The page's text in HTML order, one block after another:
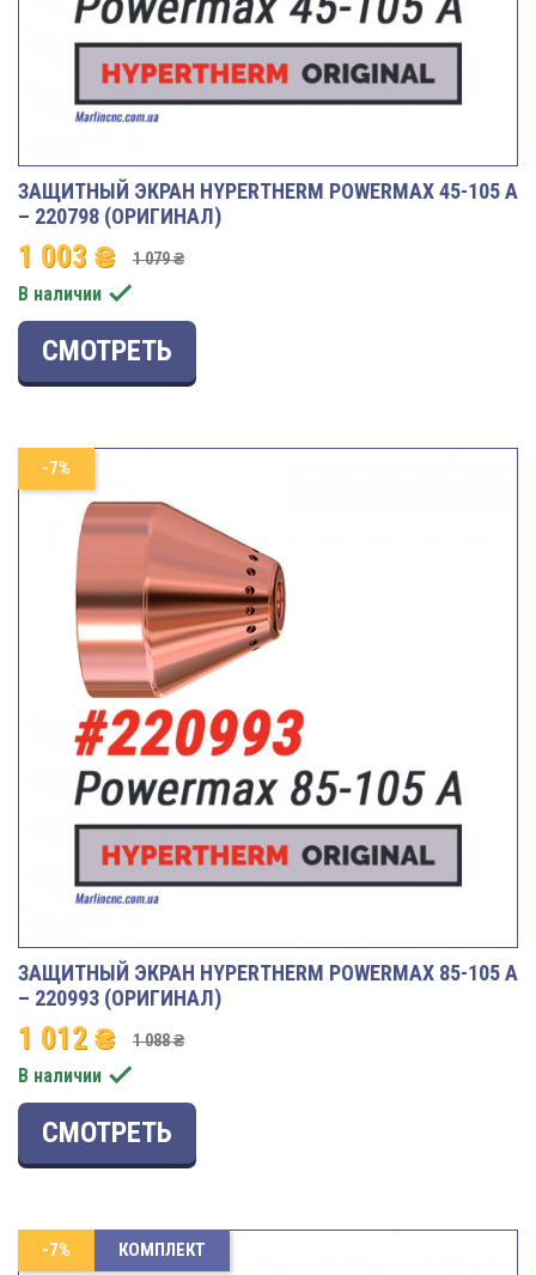
ЗАЩИТНЫЙ ЭКРАН HYPERTHERM POWERMAX 45-105 A
– 220798 (ОРИГИНАЛ)
1 003 ₴ 1 079 ₴
В наличии 
СМОТРЕТЬ
ЗАЩИТНЫЙ ЭКРАН HYPERTHERM POWERMAX 85-105 A
– 220993 (ОРИГИНАЛ)
1 012 ₴ 1 088 ₴
В наличии 
СМОТРЕТЬ
-7%
-7% КОМПЛЕКТ